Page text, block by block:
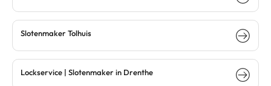
Slotenmaker Tolhuis
Lockservice | Slotenmaker in Drenthe